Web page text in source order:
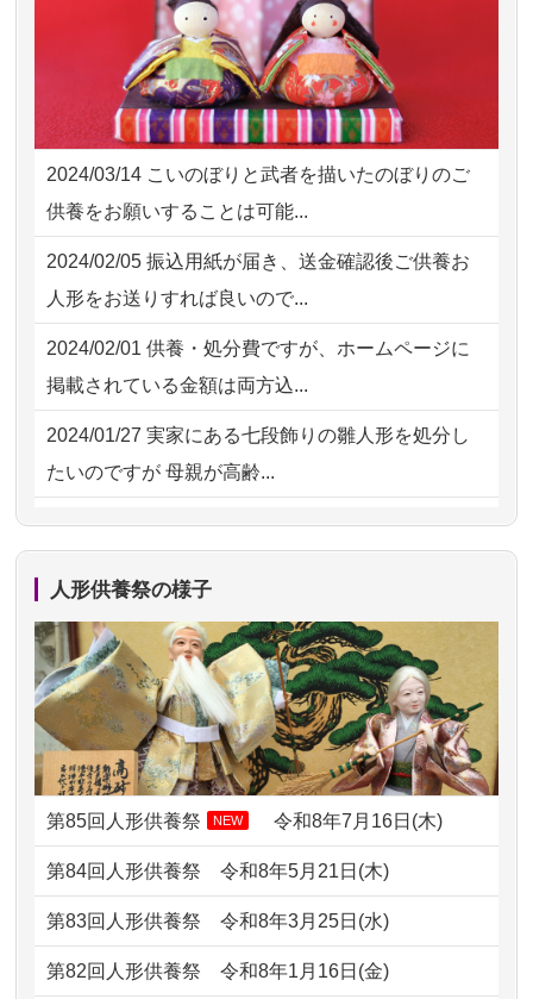
2026/08/02 06:46 相模原の方からお申込み
2026/08/01 19:28 東京都の方からお申込み
2026/08/01 17:10 東京都の方からお申込み
2026/08/01 11:07 さいたの方からお申込み
2026/07/31 17:28 栃木県の方からお申込み
NEW
お人形の仕分けなども丁寧に行う
様子から、大切...
2026/07/25供養の内容（料金や送り方等）がとて
も丁寧に説...
2026/07/18 つい先日も利用させていただきまし
た。 手続...
2026/07/18 大切にしていたお人形をきちんと供養
してくださ...
2026/07/15 子供の頃から可愛がってきた七段飾り
の雛人形で...
2026/07/15 お客様の声を読み、丁寧に供養してい
ただけそう...
2026/07/11思い出のある人形達を、ちゃんと供養
したく、花...
2026/07/10家から近かったので。
2026/07/08誰も住んでいない実家の片付けを始め
ました。 ...
2026/07/069年間自由が丘店を見守ってくれてあり
がとう。
2026/07/05 しっかりとお人形たちの供養をしてい
ただけると...
2024/03/14 こいのぼりと武者を描いたのぼりのご
供養をお願いすることは可能...
2024/02/05 振込用紙が届き、送金確認後ご供養お
人形をお送りすれば良いので...
2024/02/01 供養・処分費ですが、ホームページに
掲載されている金額は両方込...
2024/01/27 実家にある七段飾りの雛人形を処分し
たいのですが 母親が高齢...
2024/01/13剥製の供養・処分をお願いできます
ですが？
2024/01/13お雛様のセットを供養・処分したいの
ですが、お雛様とお内裏様だ...
2024/01/13供養申込みの後、供養祭までお人形は
どうなってるのですか？
2024/01/13会社のようですが、きちんと供養して
人形供養祭の様子
第85回人形供養祭 NEW 令和8年7月16日(木)
第84回人形供養祭令和8年5月21日(木)
第83回人形供養祭令和8年3月25日(水)
第82回人形供養祭令和8年1月16日(金)